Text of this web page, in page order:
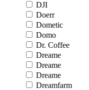
DJI
Doerr
Dometic
Domo
Dr. Coffee
Dreame
Dreame
Dreame
Dreamfarm